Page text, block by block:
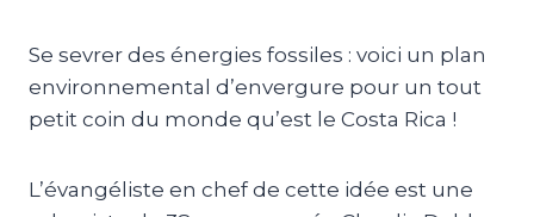
Se sevrer des énergies fossiles : voici un plan
environnemental d’envergure pour un tout
petit coin du monde qu’est le Costa Rica !
L’évangéliste en chef de cette idée est une